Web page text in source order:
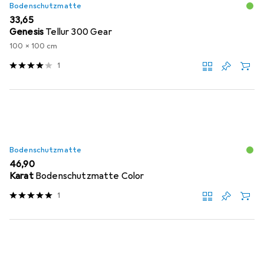
Bodenschutzmatte
EUR
33,65
Genesis Tellur 300 Gear
100 x 100 cm
1
Bodenschutzmatte
EUR
46,90
Karat Bodenschutzmatte Color
1